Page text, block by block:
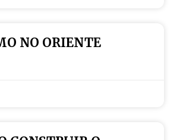
NO ORIENTE